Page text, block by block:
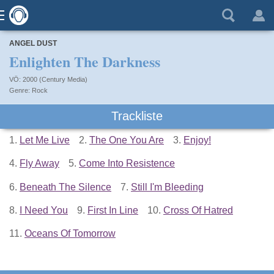
ANGEL DUST
Enlighten The Darkness
VÖ: 2000 (Century Media)
Rock
Trackliste
1. Let Me Live 2. The One You Are 3. Enjoy!
4. Fly Away 5. Come Into Resistence
6. Beneath The Silence 7. Still I'm Bleeding
8. I Need You 9. First In Line 10. Cross Of Hatred
11. Oceans Of Tomorrow